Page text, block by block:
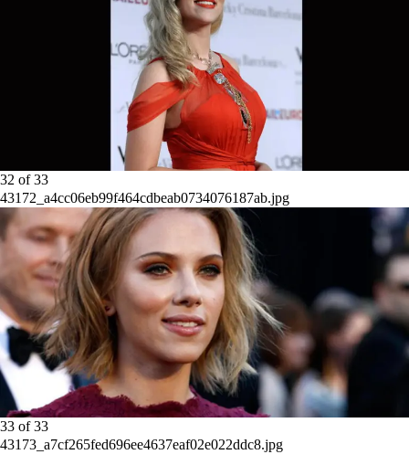
32 of33
43172_a4cc06eb99f464cdbeab0734076187ab.jpg
33 of33
43173_a7cf265fed696ee4637eaf02e022ddc8.jpg